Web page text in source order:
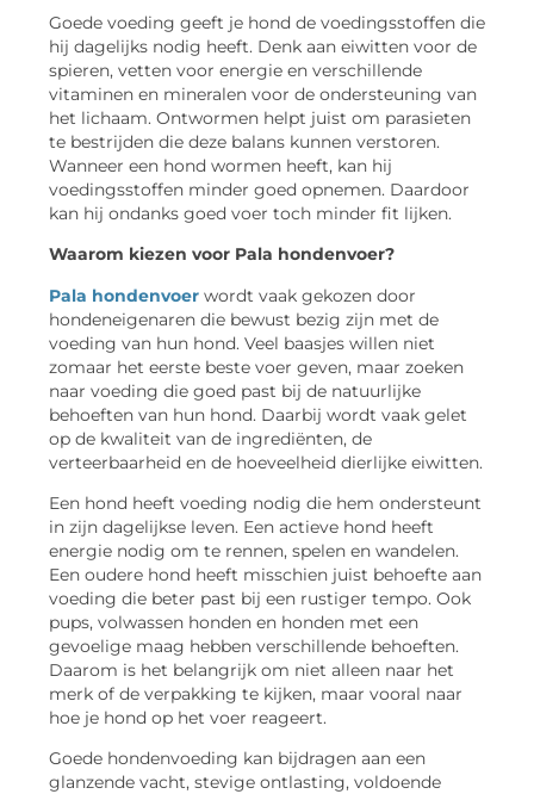
Goede voeding geeft je hond de voedingsstoffen die
hij dagelijks nodig heeft. Denk aan eiwitten voor de
spieren, vetten voor energie en verschillende
vitaminen en mineralen voor de ondersteuning van
het lichaam. Ontwormen helpt juist om parasieten
te bestrijden die deze balans kunnen verstoren.
Wanneer een hond wormen heeft, kan hij
voedingsstoffen minder goed opnemen. Daardoor
kan hij ondanks goed voer toch minder fit lijken.
Waarom kiezen voor Pala hondenvoer?
Pala hondenvoer wordt vaak gekozen door
hondeneigenaren die bewust bezig zijn met de
voeding van hun hond. Veel baasjes willen niet
zomaar het eerste beste voer geven, maar zoeken
naar voeding die goed past bij de natuurlijke
behoeften van hun hond. Daarbij wordt vaak gelet
op de kwaliteit van de ingrediënten, de
verteerbaarheid en de hoeveelheid dierlijke eiwitten.
Een hond heeft voeding nodig die hem ondersteunt
in zijn dagelijkse leven. Een actieve hond heeft
energie nodig om te rennen, spelen en wandelen.
Een oudere hond heeft misschien juist behoefte aan
voeding die beter past bij een rustiger tempo. Ook
pups, volwassen honden en honden met een
gevoelige maag hebben verschillende behoeften.
Daarom is het belangrijk om niet alleen naar het
merk of de verpakking te kijken, maar vooral naar
hoe je hond op het voer reageert.
Goede hondenvoeding kan bijdragen aan een
glanzende vacht, stevige ontlasting, voldoende